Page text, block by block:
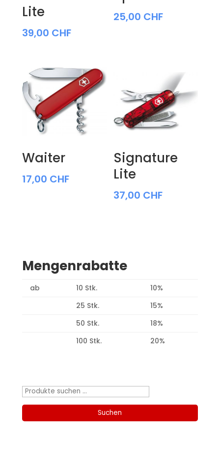
Lite
39,00 CHF
25,00 CHF
Waiter
17,00 CHF
Signature
Lite
37,00 CHF
Mengenrabatte
ab 10 Stk.
10%
25 Stk.
15%
50 Stk.
18%
100 Stk.
20%
Suchen
Suchen